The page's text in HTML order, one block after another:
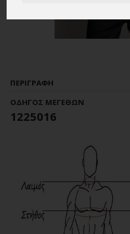
ΠΕΡΙΓΡΑΦΉ
ΟΔΗΓΌΣ ΜΕΓΕΘΏΝ
1225016